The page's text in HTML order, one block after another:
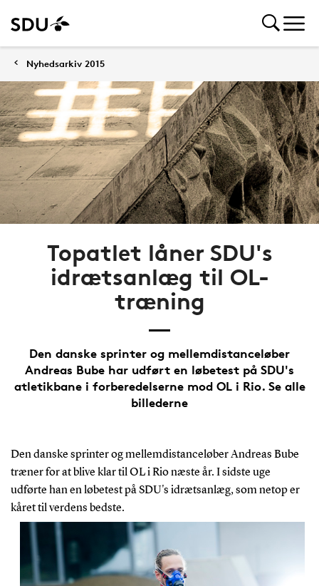
Nyhedsarkiv 2015
Topatlet låner SDU's
idrætsanlæg til OL-
træning
Den danske sprinter og mellemdistanceløber
Andreas Bube har udført en løbetest på SDU's
atletikbane i forberedelserne mod OL i Rio. Se alle
billederne
Den danske sprinter og mellemdistanceløber Andreas Bube
træner for at blive klar til OL i Rio næste år. I sidste uge
udførte han en løbetest på SDU's idrætsanlæg, som netop er
kåret til verdens bedste.